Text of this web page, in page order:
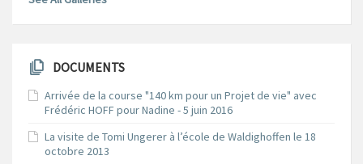
DOCUMENTS
Arrivée de la course "140 km pour un Projet de vie" avec
Frédéric HOFF pour Nadine - 5 juin 2016
La visite de Tomi Ungerer à l’école de Waldighoffen le 18
octobre 2013